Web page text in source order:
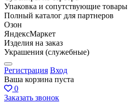
Упаковка и сопутствующие товары
Полный каталог для партнеров
Озон
ЯндексМаркет
Изделия на заказ
Украшения (служебные)
Регистрация Вход
Ваша корзина пуста
0
Заказать звонок